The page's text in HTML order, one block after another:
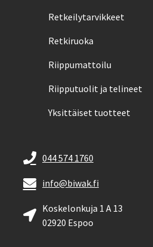
Retkeilytarvikkeet
Retkiruoka
Riippumattoilu
Riipputuolit ja telineet
Yksittäiset tuotteet
044 574 1760
info@biwak.fi
Koskelonkuja 1 A 13
02920 Espoo